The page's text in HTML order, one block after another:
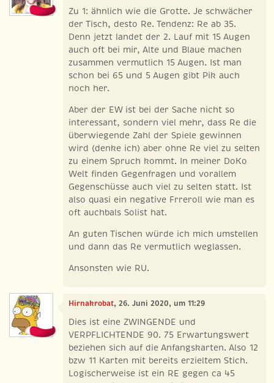
Zu 1: ähnlich wie die Grotte. Je schwächer
der Tisch, desto Re. Tendenz: Re ab 35.
Denn jetzt landet der 2. Lauf mit 15 Augen
auch oft bei mir, Alte und Blaue machen
zusammen vermutlich 15 Augen. Ist man
schon bei 65 und 5 Augen gibt Pik auch
noch her.
Aber der EW ist bei der Sache nicht so
interessant, sondern viel mehr, dass Re die
überwiegende Zahl der Spiele gewinnen
wird (denke ich) aber ohne Re viel zu selten
zu einem Spruch kommt. In meiner DoKo
Welt finden Gegenfragen und vorallem
Gegenschüsse auch viel zu selten statt. Ist
also quasi ein negative Frreroll wie man es
oft auchbals Solist hat.
An guten Tischen würde ich mich umstellen
und dann das Re vermutlich weglassen.
Ansonsten wie RU.
Hirnakrobat, 26. Juni 2020, um 11:29
Dies ist eine ZWINGENDE und
VERPFLICHTENDE 90. 75 Erwartungswert
beziehen sich auf die Anfangskarten. Also 12
bzw 11 Karten mit bereits erzieltem Stich.
Logischerweise ist ein RE gegen ca 45